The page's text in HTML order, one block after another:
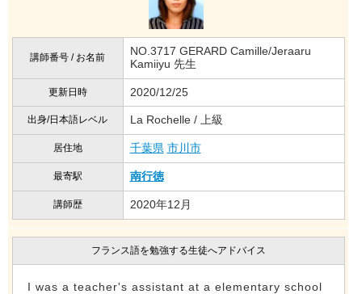
講師番号 / お名前
NO.3717 GERARD Camille/Jeraaru
Kamiiyu 先生
更新日時 2020/12/25
出身/日本語レベル La Rochelle / 上級
居住地 千葉県 市川市
最寄駅 南行徳
講師歴 2020年12月
フランス語を勉強する生徒へアドバイス
I was a teacher's assistant at a elementary school